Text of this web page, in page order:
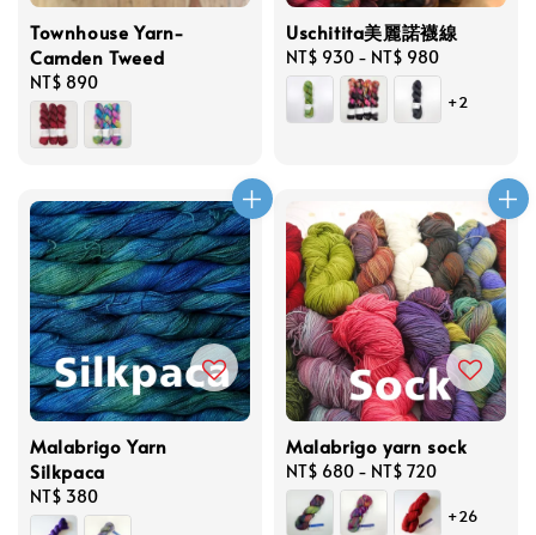
Townhouse Yarn-
Camden Tweed
Regular
price
NT$ 890
Uschitita美麗諾襪線
Regular
price
NT$ 930 - NT$ 980
+2
Malabrigo Yarn
Silkpaca
Regular
price
NT$ 380
Malabrigo yarn sock
Regular
price
NT$ 680 - NT$ 720
+26